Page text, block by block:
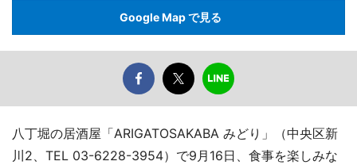
Google Map で見る
八丁堀の居酒屋「ARIGATOSAKABA みどり」（中央区新
川2、TEL 03-6228-3954）で9月16日、食事を楽しみな